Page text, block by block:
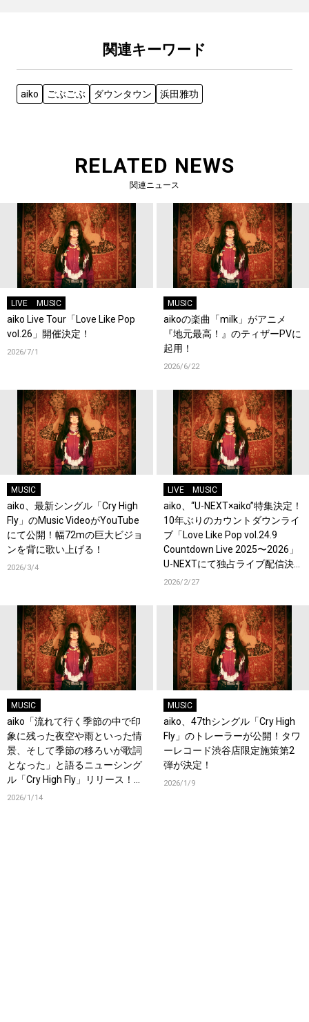
関連キーワード
aiko ごぶごぶ ダウンタウン 浜田雅功
RELATED NEWS
関連ニュース
LIVE MUSIC
aiko Live Tour「Love Like Pop
vol.26」開催決定！
2026/7/1
MUSIC
aikoの楽曲「milk」がアニメ
『地元最高！』のティザーPVに
起用！
2026/6/22
MUSIC
aiko、最新シングル「Cry High
Fly」のMusic VideoがYouTube
にて公開！幅72mの巨大ビジョ
ンを背に歌い上げる！
2026/3/4
LIVE MUSIC
aiko、“U-NEXT×aiko”特集決定！
10年ぶりのカウントダウンライ
ブ「Love Like Pop vol.24.9
Countdown Live 2025〜2026」
U-NEXTにて独占ライブ配信決
定！過去ライブ映像一挙配信ス
2026/2/27
MUSIC
aiko「流れて行く季節の中で印
象に残った夜空や雨といった情
景、そして季節の移ろいが歌詞
となった」と語るニューシング
ル「Cry High Fly」リリース！オ
フィシャルインタビューも公
2026/1/14
MUSIC
aiko、47thシングル「Cry High
Fly」のトレーラーが公開！タワ
ーレコード渋谷店限定施策第2
弾が決定！
2026/1/9